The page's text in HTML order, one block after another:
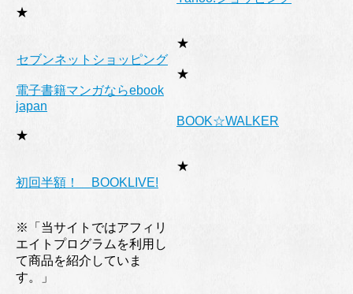
★
★
セブンネットショッピング
★
電子書籍マンガならebook
japan
★
BOOK☆WALKER
★
初回半額！ BOOKLIVE!
※「当サイトではアフィリ
エイトプログラムを利用し
て商品を紹介していま
す。」